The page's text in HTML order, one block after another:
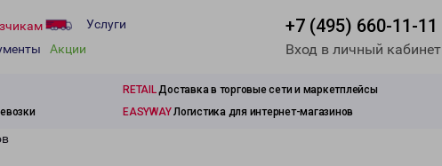
Услуги
Акции
+7 (495) 660-11-11
Вход в личный кабинет
RETAILДоставка в торговые сети и маркетплейсы
EASYWAYЛогистика для интернет-магазинов